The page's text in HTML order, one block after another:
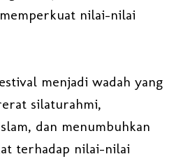
nilai-nilai
menjadi wadah yang
silaturahmi,
dan menumbuhkan
terhadap nilai-nilai